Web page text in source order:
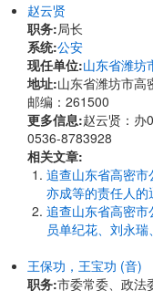
赵云贤
职务:局长
系统:公安
现任单位:山东省潍坊
地址:山东省潍坊市高
邮编：261500
更多信息:赵云贤：办
0536-8783928
相关文章:
追查山东省高密
亦成等的责任人的
追查山东省高密
员单纪花、刘永
王保功，王宝功 (音)
职务:市委常委、政法